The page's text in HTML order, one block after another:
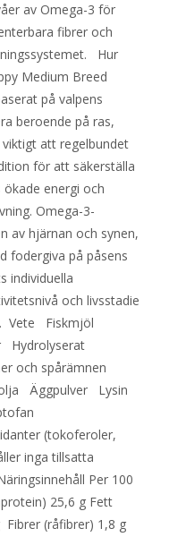
av Omega-3 för
fibrer och
Hur
Medium Breed
på valpens
beroende på ras,
att regelbundet
för att säkerställa
energi och
Omega-3-
av hjärnan och synen,
fodergiva på påsens
individuella
och livsstadie
Vete Fiskmjöl
Hydrolyserat
och spårämnen
Äggpulver Lysin
(tokoferoler,
inga tillsatta
Per 100
25,6 g Fett
Fibrer (råfibrer) 1,8 g